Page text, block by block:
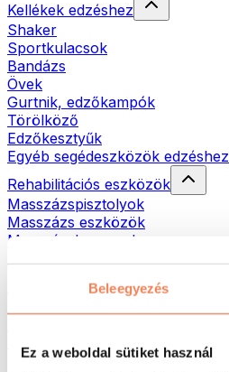
Beleegyezés
Ez a weboldal sütiket használ
Kellékek edzéshez
Shaker
Sportkulacsok
Bandázs
Övek
Gurtnik, edzőkampók
Törölköző
Edzőkesztyűk
Egyéb segédeszközök edzéshez
Rehabilitációs eszközök
Masszázspisztolyok
Masszázs eszközök
Masszázshengerek
Táskák & hátizsákok
Hátizsákok